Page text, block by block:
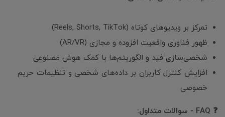
تمرکز بر ویدیوهای کوتاه (Reels, Shorts, TikTok)
ظهور فناوری واقعیت افزوده و مجازی (AR/VR)
شخصی‌سازی فید و الگوریتم‌ها با کمک هوش مصنوعی
افزایش کنترل کاربران بر داده‌های شخصی و تنظیمات حریم
خصوصی
❓ FAQ - سوالات متداول: